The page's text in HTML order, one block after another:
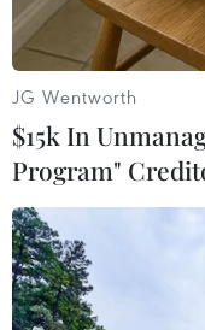
TIN LIÊN
JG Wentworth
$15k In
Program"